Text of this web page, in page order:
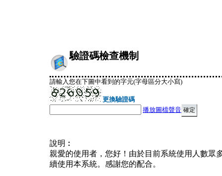
驗證碼檢查機制
請輸入您在下圖中看到的字元(字母區分大小寫)
更換驗證碼
播放圖檔聲音
說明︰
親愛的使用者，您好！由於目前系統使用人數眾
續使用本系統。感謝您的配合。